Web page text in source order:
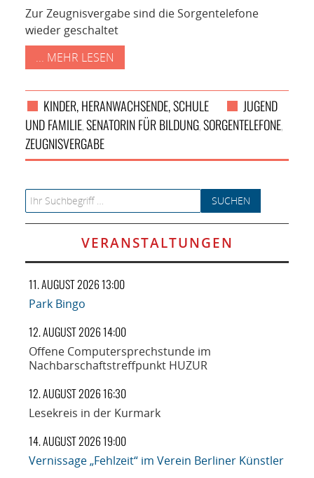
Zur Zeugnisvergabe sind die Sorgentelefone
wieder geschaltet
... MEHR LESEN
KINDER, HERANWACHSENDE, SCHULE
JUGEND
UND FAMILIE,SENATORIN FÜR BILDUNG,SORGENTELEFONE,
ZEUGNISVERGABE
Search for:
VERANSTALTUNGEN
11. AUGUST 2026 13:00
Park Bingo
12. AUGUST 2026 14:00
Offene Computersprechstunde im
Nachbarschaftstreffpunkt HUZUR
12. AUGUST 2026 16:30
Lesekreis in der Kurmark
14. AUGUST 2026 19:00
Vernissage „Fehlzeit“ im Verein Berliner Künstler